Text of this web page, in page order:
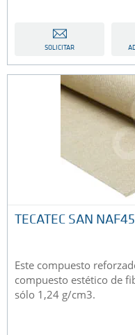
SOLICITAR
TECATEC SAN
Este compuesto
compuesto estético de
sólo 1,24 g/cm3.